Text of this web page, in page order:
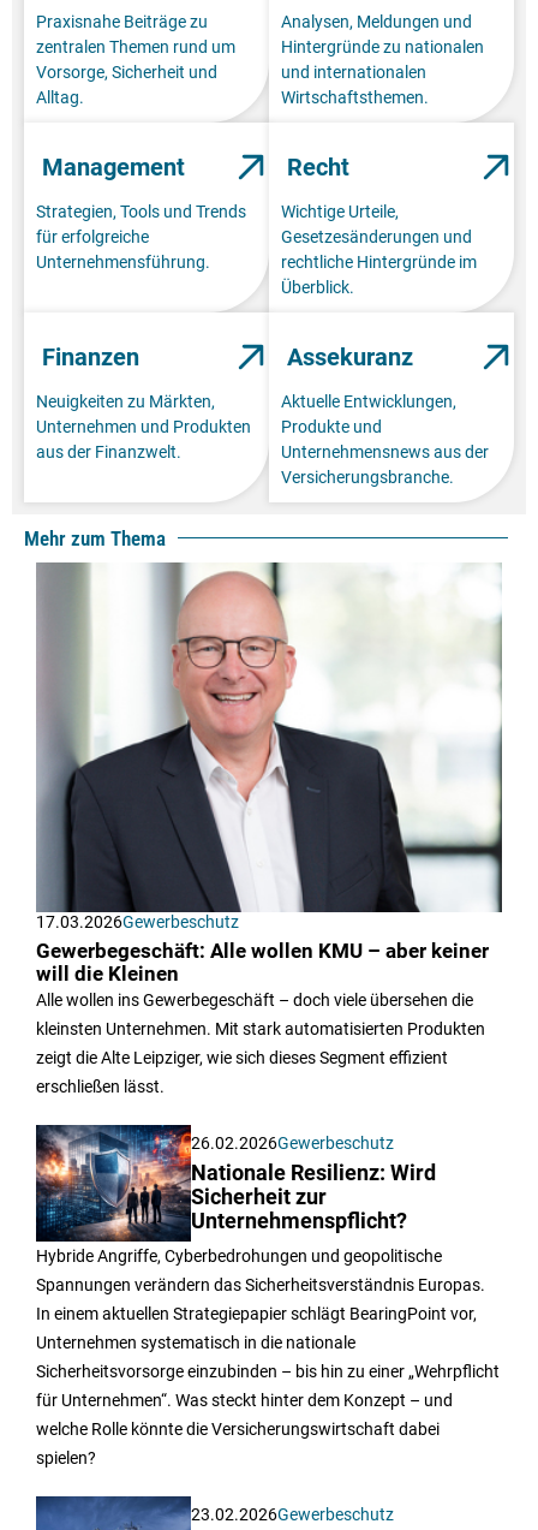
Praxisnahe Beiträge zu
zentralen Themen rund um
Vorsorge, Sicherheit und
Alltag.
Analysen, Meldungen und
Hintergründe zu nationalen
und internationalen
Wirtschaftsthemen.
Management
Strategien, Tools und Trends
für erfolgreiche
Unternehmensführung.
Recht
Wichtige Urteile,
Gesetzesänderungen und
rechtliche Hintergründe im
Überblick.
Finanzen
Neuigkeiten zu Märkten,
Unternehmen und Produkten
aus der Finanzwelt.
Assekuranz
Aktuelle Entwicklungen,
Produkte und
Unternehmensnews aus der
Versicherungsbranche.
Mehr zum Thema
17.03.2026Gewerbeschutz
Gewerbegeschäft: Alle wollen KMU – aber keiner
will die Kleinen
Alle wollen ins Gewerbegeschäft – doch viele übersehen die
kleinsten Unternehmen. Mit stark automatisierten Produkten
zeigt die Alte Leipziger, wie sich dieses Segment effizient
erschließen lässt.
26.02.2026Gewerbeschutz
Nationale Resilienz: Wird
Sicherheit zur
Unternehmenspflicht?
Hybride Angriffe, Cyberbedrohungen und geopolitische
Spannungen verändern das Sicherheitsverständnis Europas.
In einem aktuellen Strategiepapier schlägt BearingPoint vor,
Unternehmen systematisch in die nationale
Sicherheitsvorsorge einzubinden – bis hin zu einer „Wehrpflicht
für Unternehmen“. Was steckt hinter dem Konzept – und
welche Rolle könnte die Versicherungswirtschaft dabei
spielen?
23.02.2026Gewerbeschutz